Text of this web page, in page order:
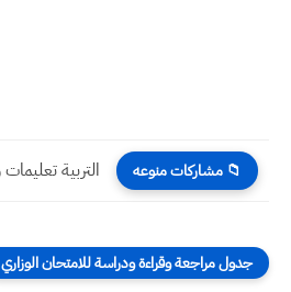
📁 مشاركات منوعه
جدول مراجعة وقراءة ودراسة للامتحان الوزاري